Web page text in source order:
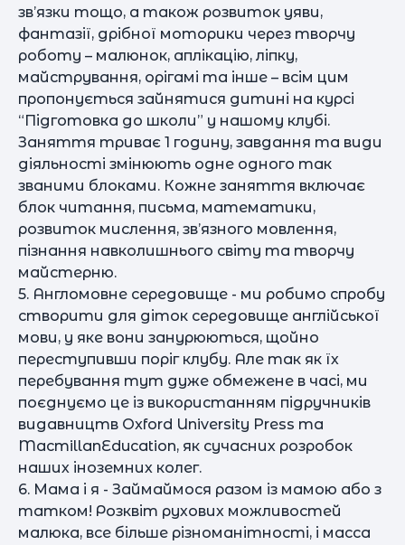
зв’язки тощо, а також розвиток уяви,
фантазії, дрібної моторики через творчу
роботу – малюнок, аплікацію, ліпку,
майстрування, орігамі та інше – всім цим
пропонується зайнятися дитині на курсі
“Підготовка до школи” у нашому клубі.
Заняття триває 1 годину, завдання та види
діяльності змінюють одне одного так
званими блоками. Кожне заняття включає
блок читання, письма, математики,
розвиток мислення, зв’язного мовлення,
пізнання навколишнього світу та творчу
майстерню.
5. Англомовне середовище - ми робимо спробу
створити для діток середовище англійської
мови, у яке вони занурюються, щойно
переступивши поріг клубу. Але так як їх
перебування тут дуже обмежене в часі, ми
поєднуємо це із використанням підручників
видавництв Oxford University Press та
MacmillanEducation, як сучасних розробок
наших іноземних колег.
6. Мама і я - Займаймося разом із мамою або з
татком! Розквіт рухових можливостей
малюка, все більше різноманітності, і масса